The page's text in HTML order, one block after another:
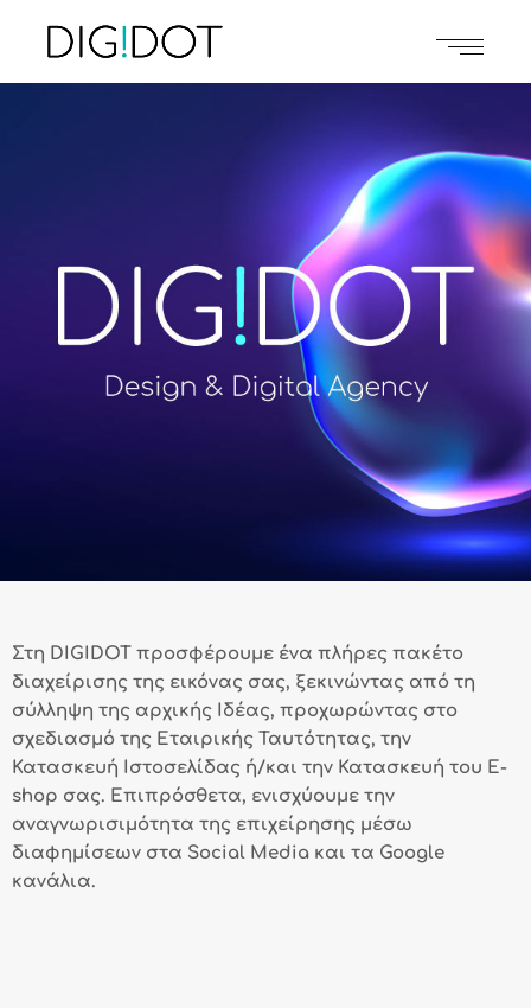
Our Team 2
Στη DIGIDOT προσφέρουμε ένα πλήρες πακέτο
διαχείρισης της εικόνας σας, ξεκινώντας από τη
σύλληψη της αρχικής Ιδέας, προχωρώντας στο
σχεδιασμό της Εταιρικής Ταυτότητας, την
Κατασκευή Ιστοσελίδας ή/και την Κατασκευή του E-
shop σας. Επιπρόσθετα, ενισχύουμε την
αναγνωρισιμότητα της επιχείρησης μέσω
διαφημίσεων στα Social Media και τα Google
κανάλια.